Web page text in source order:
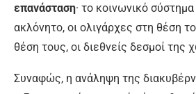
επανάσταση· το κοινωνικό
ακλόνητο, οι ολιγάρχες στη θέση
θέση τους, οι διεθνείς δεσμοί της
Συναφώς, η ανάληψη της